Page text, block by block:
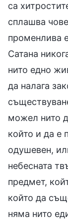
са
сплашва
променлива
Сатана
нито едно
да налага
можел нито
който и да е
одушевен,
небесната
предмет,
който да
няма нито